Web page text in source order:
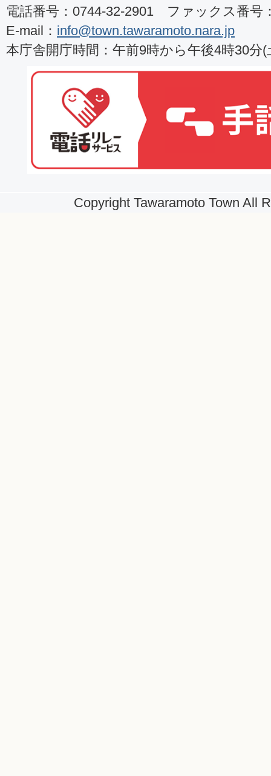
電話番号：0744-32-2901 ファックス番号
E-mail： info@town.tawaramoto.nara.jp
本庁舎開庁時間：午前9時から午後4時30分
Copyright Tawaramoto Town All